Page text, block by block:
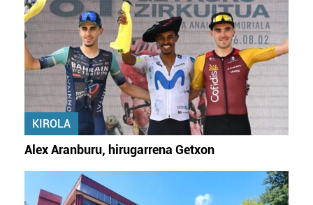
KIROLA
Alex Aranburu, hirugarrena Getxon